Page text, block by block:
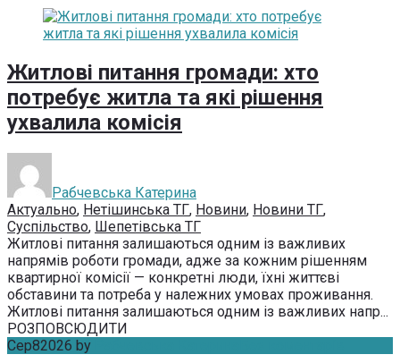
Житлові питання громади: хто
потребує житла та які рішення
ухвалила комісія
Рабчевська Катерина
Актуально, Нетішинська ТГ, Новини, Новини ТГ,
Суспільство, Шепетівська ТГ
Житлові питання залишаються одним із важливих
напрямів роботи громади, адже за кожним рішенням
квартирної комісії — конкретні люди, їхні життєві
обставини та потреба у належних умовах проживання.
Житлові питання залишаються одним із важливих напр...
РОЗПОВСЮДИТИ
Сер82026 by